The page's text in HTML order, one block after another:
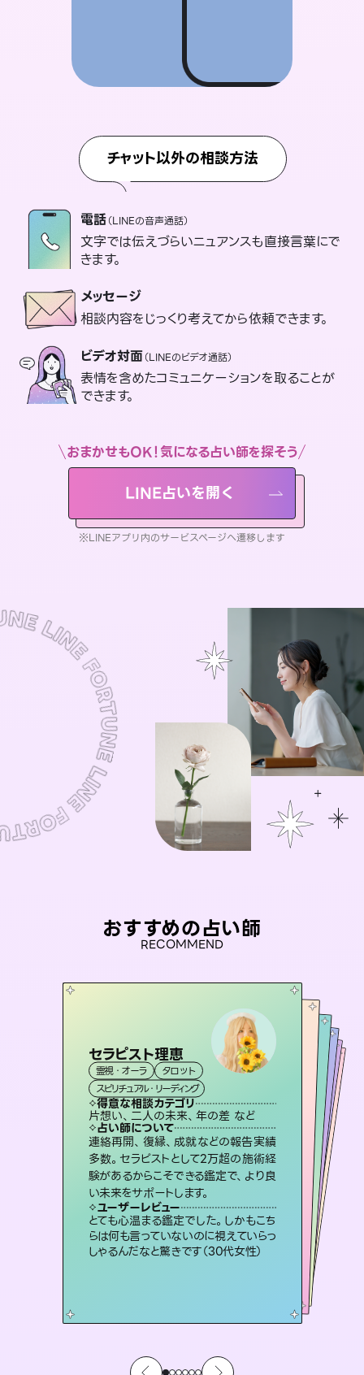
チャット以外の相談方法
電話（LINEの音声通話）
文字では伝えづらいニュアンスも直接言葉にで
きます。
メッセージ
相談内容をじっくり考えてから依頼できます。
ビデオ対面（LINEのビデオ通話）
表情を含めたコミュニケーションを取ることが
できます。
おまかせもOK！気になる占い師を探そう
LINE占いを開く
※LINEアプリ内のサービスページへ遷移します
おすすめの占い師
RECOMMEND
セラピスト理恵
霊視・オーラ
タロット
スピリチュアル・リーディング
得意な相談カテゴリ
片想い、二人の未来、年の差 など
占い師について
連絡再開、復縁、成就などの報告実績
多数。セラピストとして2万超の施術経
験があるからこそできる鑑定で、より良
い未来をサポートします。
ユーザーレビュー
とても心温まる鑑定でした。しかもこち
らは何も言っていないのに視えていらっ
しゃるんだなと驚きです（30代女性）
おう 霊感オラクル
霊視・オーラ
オラクルカード
得意な相談カテゴリ
恋愛総合、あの人の気持ち など
占い師について
霊視×オラクルカードを使って「今」と
「未来」そして「気になるあの人の気持
ち」まで丁寧に読み解き、恋や人生のヒ
ントを優しく引き出します。
ユーザーレビュー
不安な気持ちが嘘みたいに晴れまし
た…！よく視えていらっしゃるんだなと
感じました（40代 女性）
彗望（すいぼう
霊視・オーラ
スピリチュアル・リーディング
得意な相談カテゴリ
片想い、あの人の気持ち、復縁 など
占い師について
3,700年以上の歴史を持つ東洋最古の
占術「易占」で詳細まで占い、幸せへ向
かう道筋を示します。厳しい結果にも具
体的な対策をお伝えします。
ユーザーレビュー
複雑な背景もしっかり聞いて鑑定して
いただけました。気持ちが楽になりまし
た（50代 女性）
未来視師＊花
霊視・オーラ
スピリチュアル・リーディング
得意な相談カテゴリ
出逢い、片想い、復縁 など
占い師について
未来には何パターンもの選択肢があります。不安で視えにくくなっているあなたの素敵な未来を見つけ、その未来を選択できるようアドバイスします。
ユーザーレビュー
職場の人の性質や人間関係、本心など
本当によく視えていてびっくり。対策が
打てて前向きになれます（40代）
アイリス -iris-
西洋占星術
ルーン
得意な相談カテゴリ
恋愛総合、片想い、二人の未来 など
占い師について
復縁、恋愛、不倫の行方、同性愛や片
思い、仕事関係や借金問題まで知りた
いことや心の負担になっていることを
紐解き、背中をそっと押して導きます。
ユーザーレビュー
安心感のあり、言い切ってくれる所や濁
さない鑑定のおかげで、毎回自分の気
持ちを整えられます（30代 男性）
桃源珠羽
霊視・オーラ タロット
スピリチュアル・リーディング
得意な相談カテゴリ
片想い、あの人の気持ち、復縁 など
占い師について
恋愛のお悩みの中でも特に「曖昧な関
係」の相談を得意としており、友達以上
恋人未満なお相手との今後や本音を丁
寧に読み解き恋愛成就へと導きます。
ユーザーレビュー
鑑定していただいてアドバイス通りに行
動すると仲が復活してきました。ありが
とうございました（40代 女性）